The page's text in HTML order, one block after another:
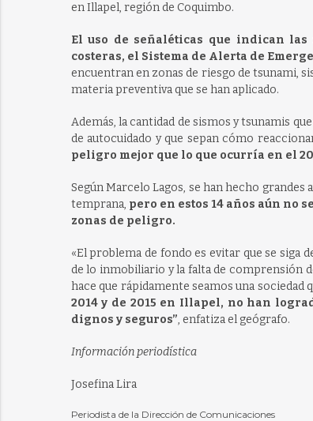
en Illapel, región de Coquimbo.
El uso de señaléticas que indican
costeras, el Sistema de Alerta de
encuentran en zonas de riesgo de tsunami,
materia preventiva que se han aplicado.
Además, la cantidad de sismos y tsunamis
de autocuidado y que sepan cómo
peligro mejor que lo que ocurría en el
Según Marcelo Lagos, se han hecho
temprana, pero en estos 14 años aún
zonas de peligro.
«El problema de fondo es evitar que se
de lo inmobiliario y la falta de comprensión
hace que rápidamente seamos una sociedad
2014 y de 2015 en Illapel, no han
dignos y seguros”, enfatiza el geógrafo.
Información periodística
Josefina Lira
Periodista de la Dirección de Comunicaciones